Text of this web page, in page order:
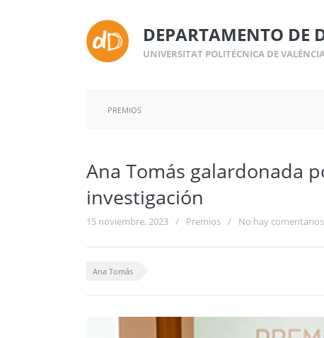
DEPARTAMENTO DE
UNIVERSITAT POLITÉCNICA DE
PREMIOS
Ana Tomás galardonada
investigación
15 noviembre, 2023 / Premios / No hay comentarios
Ana Tomás